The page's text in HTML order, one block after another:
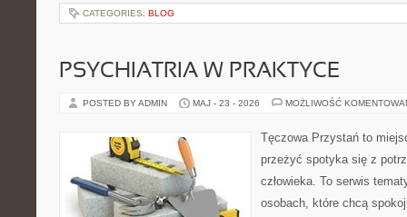
CATEGORIES: BLOG
PSYCHIATRIA W PRAKTYCE
POSTED BY ADMIN MAJ - 23 - 2026 MOŻLIWOŚĆ
Tęczowa Przystań to
przeżyć spotyka się z
człowieka. To serwis
osobach, które chcą